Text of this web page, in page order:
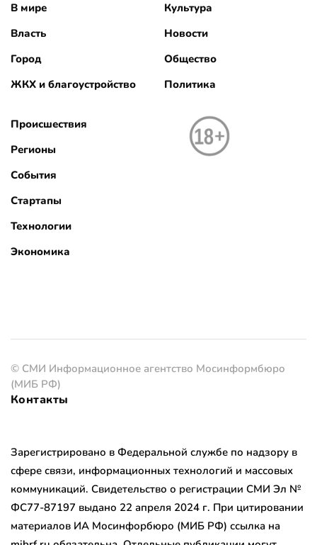
В мире
Власть
Город
ЖКХ и благоустройство
Культура
Новости
Общество
Политика
Происшествия
Регионы
События
Стартапы
Технологии
Экономика
© СМИ Информационное агентство Мосинформбюро
(МИБ РФ)
Контакты
Зарегистрировано в Федеральной службе по надзору в
сфере связи, информационных технологий и массовых
коммуникаций. Свидетельство о регистрации СМИ Эл №
ФС77-87197 выдано 22 апреля 2024 г. При цитировании
материалов ИА Мосинфорбюро (МИБ РФ) ссылка на